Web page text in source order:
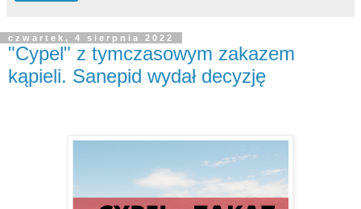
czwartek, 4 sierpnia 2022
"Cypel" z tymczasowym zakazem
kąpieli. Sanepid wydał decyzję